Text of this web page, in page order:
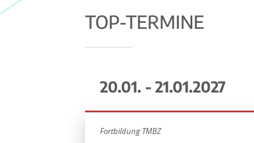
TOP-TERMINE
20.01. - 21.01.2027
Fortbildung TMBZ